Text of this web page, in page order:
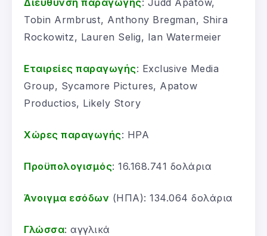
Διεύθυνση παραγωγής: Judd Apatow,
Tobin Armbrust, Anthony Bregman, Shira
Rockowitz, Lauren Selig, Ian Watermeier
Εταιρείες παραγωγής: Exclusive Media
Group, Sycamore Pictures, Apatow
Productios, Likely Story
Χώρες παραγωγής: HPA
Προϋπολογισμός: 16.168.741 δολάρια
Άνοιγμα εσόδων (ΗΠΑ): 134.064 δολάρια
Γλώσσα: αγγλικά